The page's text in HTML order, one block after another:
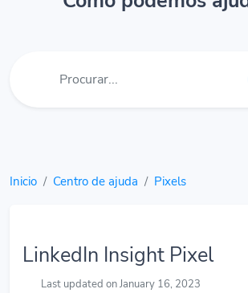
Inicio Centro de ajuda Pixels
LinkedIn Insight Pixel
Last updated on January 16, 2023